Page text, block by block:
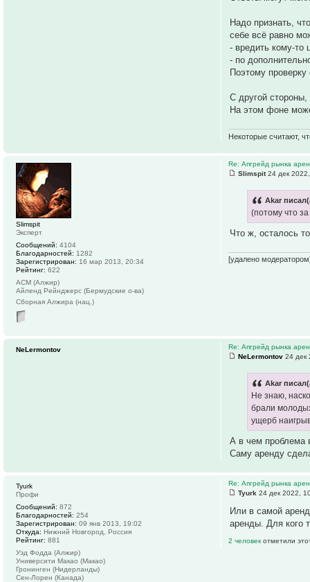
Надо признать,
себе всё равно
- вредить кому-то
- по
Поэтому
С другой
На этом фоне
Некоторые считают,
Re: Апгрейд рынка
Slimspit24 дек
Akar
(потому что
Что ж, осталось
[удалено
Slimspit
Эксперт
Сообщений: 4104
Благодарностей: 1282
Зарегистрирован: 16 мар 2013, 20:34
Рейтинг: 622
АСМ (Алжир)
Айленд Рейнджерс (Бермудские о-ва)
Сборная Алжира (нац.)
Re: Апгрейд рынка
NeLermontov 24 дек
Akar
Не знаю,
брали
ущерб
А в чем проблема
Саму аренду
NeLermontov
Re: Апгрейд рынка
Tyurk 24 дек 2022,
Или в самой
аренды. Для кого
2 человекотметили
Tyurk
Профи
Сообщений: 872
Благодарностей: 254
Зарегистрирован: 09 янв 2013, 19:02
Откуда: Нижний Новгород, Россия
Рейтинг: 881
Уэд Фодда (Алжир)
Университи Макао (Макао)
Гронинген (Нидерланды)
Сен-Лорен (Канада)